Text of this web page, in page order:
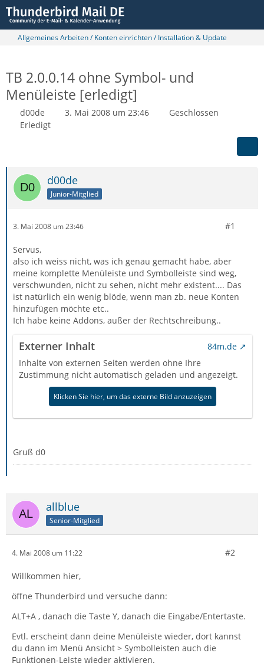
Allgemeines Arbeiten / Konten einrichten / Installation & Update
TB 2.0.0.14 ohne Symbol- und
Menüleiste [erledigt]
d00de 3. Mai 2008 um 23:46
Geschlossen
Erledigt
d00de
Junior-Mitglied
3. Mai 2008 um 23:46 #1
Servus,
also ich weiss nicht, was ich genau gemacht habe, aber
meine komplette Menüleiste und Symbolleiste sind weg,
verschwunden, nicht zu sehen, nicht mehr existent.... Das
ist natürlich ein wenig blöde, wenn man zb. neue Konten
hinzufügen möchte etc..
Ich habe keine Addons, außer der Rechtschreibung..
Externer Inhalt
84m.de
Inhalte von externen Seiten werden ohne Ihre
Zustimmung nicht automatisch geladen und angezeigt.
Klicken Sie hier, um das externe Bild anzuzeigen
Gruß d0
allblue
Senior-Mitglied
4. Mai 2008 um 11:22 #2
Willkommen hier,
öffne Thunderbird und versuche dann:
ALT+A , danach die Taste Y, danach die Eingabe/Entertaste.
Evtl. erscheint dann deine Menüleiste wieder, dort kannst
du dann im Menü Ansicht > Symbolleisten auch die
Funktionen-Leiste wieder aktivieren.